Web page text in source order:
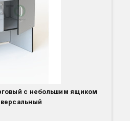
с небольшим ящиком